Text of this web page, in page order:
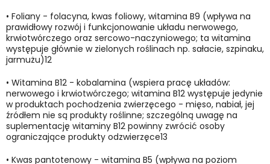
• Foliany - folacyna, kwas foliowy, witamina B9 (wpływa na
prawidłowy rozwój i funkcjonowanie układu nerwowego,
krwiotwórczego oraz sercowo-naczyniowego; ta witamina
występuje głównie w zielonych roślinach np. sałacie, szpinaku,
jarmużu)12
• Witamina B12 - kobalamina (wspiera pracę układów:
nerwowego i krwiotwórczego; witamina B12 występuje jedynie
w produktach pochodzenia zwierzęcego - mięso, nabiał, jej
źródłem nie są produkty roślinne; szczególną uwagę na
suplementację witaminy B12 powinny zwrócić osoby
ograniczające produkty odzwierzęce13
• Kwas pantotenowy - witamina B5 (wpływa na poziom